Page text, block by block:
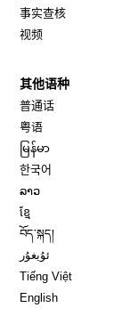
事实查核
视频
其他语种
普通话
粤语
မြန်မာ
한국어
ລາວ
ខ្មែ
བོད་སྐད།
ئۇيغۇر
Tiếng Việt
English